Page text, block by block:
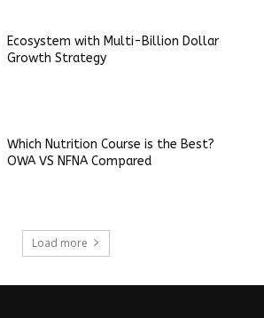
Ecosystem with Multi-Billion Dollar
Growth Strategy
Which Nutrition Course is the Best?
OWA VS NFNA Compared
Load more